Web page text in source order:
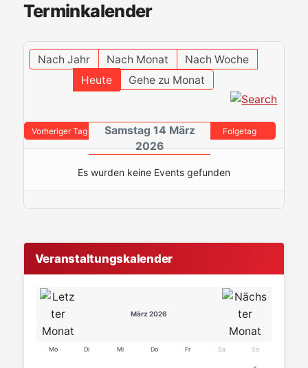
Terminkalender
Nach Jahr Nach Monat
Nach Woche
Heute
Gehe zu Monat
Vorheriger Tag
Samstag 14 März
2026
Folgetag
Es wurden keine Events gefunden
Veranstaltungskalender
März 2026
Mo Di Mi Do Fr Sa So